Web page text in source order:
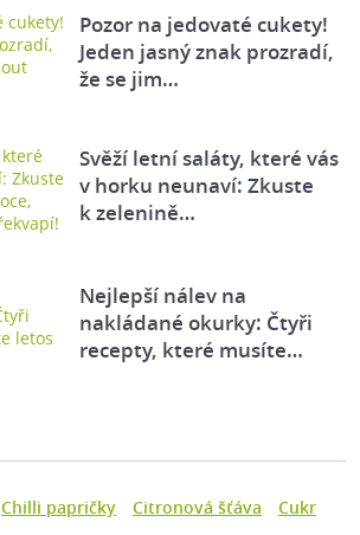
Pozor na jedovaté cukety!
Jeden jasný znak prozradí,
že se jim…
Svěží letní saláty, které vás
v horku neunaví: Zkuste
k zelenině…
Nejlepší nálev na
nakládané okurky: Čtyři
recepty, které musíte…
Chilli papričky Citronová šťáva
Cukr